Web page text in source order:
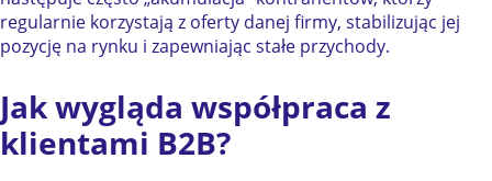
regularnie korzystają z oferty danej firmy, stabilizując jej
pozycję na rynku i zapewniając stałe przychody.
Jak wygląda współpraca z
klientami B2B?